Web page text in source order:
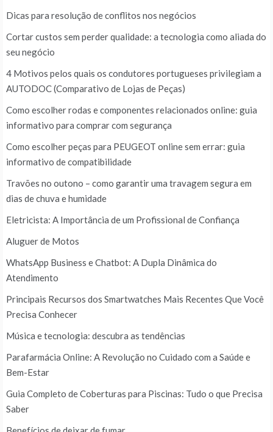
Dicas para resolução de conflitos nos negócios
Cortar custos sem perder qualidade: a tecnologia como aliada do
seu negócio
4 Motivos pelos quais os condutores portugueses privilegiam a
AUTODOC (Comparativo de Lojas de Peças)
Como escolher rodas e componentes relacionados online: guia
informativo para comprar com segurança
Como escolher peças para PEUGEOT online sem errar: guia
informativo de compatibilidade
Travões no outono – como garantir uma travagem segura em
dias de chuva e humidade
Eletricista: A Importância de um Profissional de Confiança
Aluguer de Motos
WhatsApp Business e Chatbot: A Dupla Dinâmica do
Atendimento
Principais Recursos dos Smartwatches Mais Recentes Que Você
Precisa Conhecer
Música e tecnologia: descubra as tendências
Parafarmácia Online: A Revolução no Cuidado com a Saúde e
Bem-Estar
Guia Completo de Coberturas para Piscinas: Tudo o que Precisa
Saber